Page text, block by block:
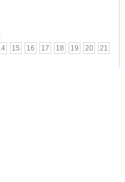
15 16 17 18 19 20
21